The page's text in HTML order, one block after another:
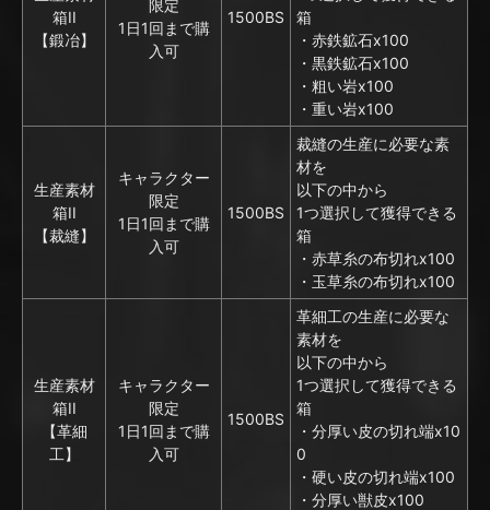
箱II
【鍛冶】
限定
1日1回まで購
入可
1500BS
箱
・赤鉄鉱石x100
・黒鉄鉱石x100
・粗い岩x100
・重い岩x100
生産素材
箱II
【裁縫】
キャラクター
限定
1日1回まで購
入可
1500BS
裁縫の生産に必要な素
材を
以下の中から
1つ選択して獲得できる
箱
・赤草糸の布切れx100
・玉草糸の布切れx100
生産素材
箱II
【革細
工】
キャラクター
限定
1日1回まで購
入可
1500BS
革細工の生産に必要な
素材を
以下の中から
1つ選択して獲得できる
箱
・分厚い皮の切れ端x10
0
・硬い皮の切れ端x100
・分厚い獣皮x100